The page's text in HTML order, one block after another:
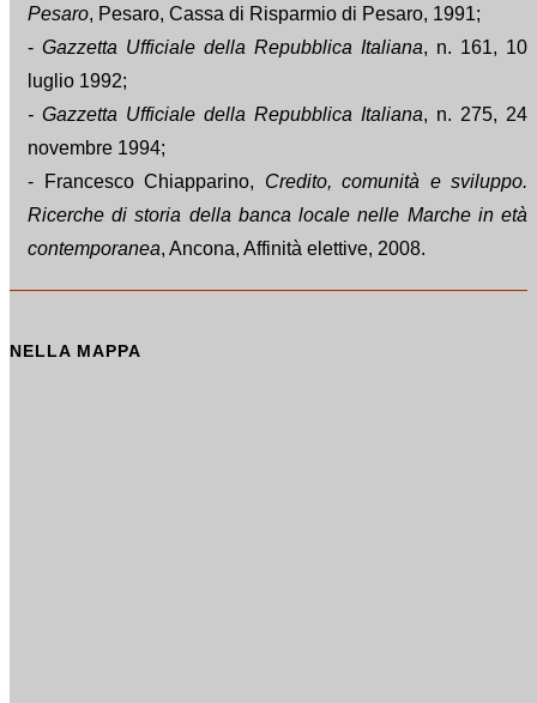
Pesaro, Pesaro, Cassa di Risparmio di Pesaro, 1991;
- Gazzetta Ufficiale della Repubblica Italiana, n. 161, 10
luglio 1992;
- Gazzetta Ufficiale della Repubblica Italiana, n. 275, 24
novembre 1994;
- Francesco Chiapparino, Credito, comunità e sviluppo.
Ricerche di storia della banca locale nelle Marche in età
contemporanea, Ancona, Affinità elettive, 2008.
NELLA MAPPA